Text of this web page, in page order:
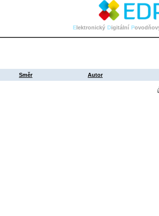
Elektronický Digitální P
Směr Autor